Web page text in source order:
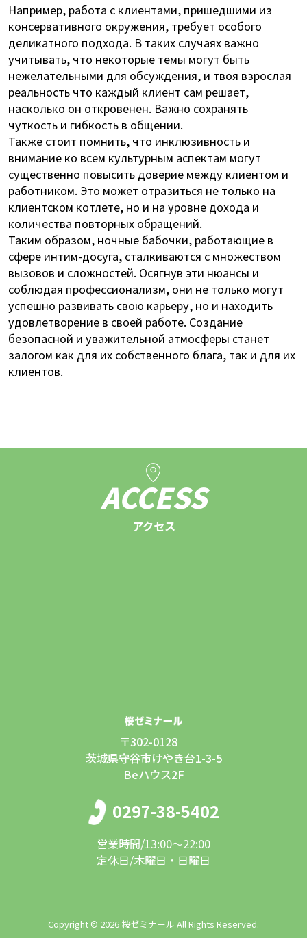
Например, работа с клиентами, пришедшими из
консервативного окружения, требует особого
деликатного подхода. В таких случаях важно
учитывать, что некоторые темы могут быть
нежелательными для обсуждения, и твоя взрослая
реальностьчто каждый клиент сам решает,
насколько он откровенен. Важно сохранять
чуткость и гибкость в общении.
Также стоит помнить, что инклюзивность и
внимание ко всем культурным аспектам могут
существенно повысить доверие между клиентом и
работником. Это может отразиться не только на
клиентском котлете, но и на уровне дохода и
количества повторных обращений.
Таким образом, ночные бабочки, работающие в
сфере интим-досуга, сталкиваются с множеством
вызовов и сложностей. Осягнув эти нюансы и
соблюдая профессионализм, они не только могут
успешно развивать свою карьеру, но и находить
удовлетворение в своей работе. Создание
безопасной и уважительной атмосферы станет
залогом как для их собственного блага, так и для их
клиентов.
ACCESS
アクセス
〒302-0128
茨城県守谷市けやき台1-3-5
Beハウス2F
0297-38-5402
営業時間/13:00〜22:00
定休日/木曜日・日曜日
Copyright © 2026 桜ゼミナール All Rights Reserved.